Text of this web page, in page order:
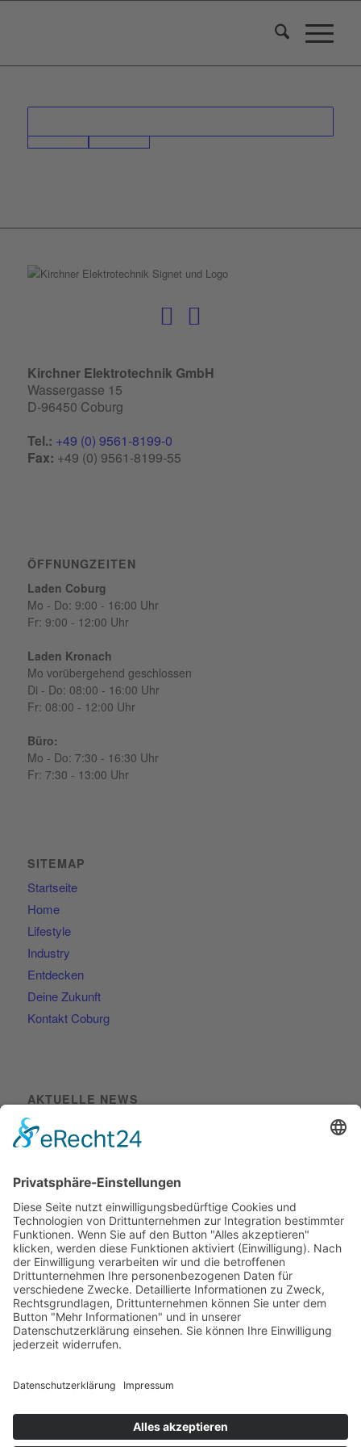
Kirchner Elektrotechnik GmbH
Wassergasse 15
D-96450 Coburg
Tel.: +49 (0) 9561-8199-0
Fax: +49 (0) 9561-8199-55
ÖFFNUNGZEITEN
Laden Coburg
Mo - Do: 9:00 - 16:00 Uhr
Fr: 9:00 - 12:00 Uhr
Laden Kronach
Mo vorübergehend geschlossen
Di - Do: 08:00 - 16:00 Uhr
Fr: 08:00 - 12:00 Uhr
Büro:
Mo - Do: 7:30 - 16:30 Uhr
Fr: 7:30 - 13:00 Uhr
SITEMAP
Startseite
Home
Lifestyle
Industry
Entdecken
Deine Zukunft
Kontakt Coburg
AKTUELLE NEWS
Elektroniker Energie- und Gebäudetechnik
m/w/d in Bamberg30. Oktober 2025 - 17:44
Technischer Zeichner m/w/d28. Oktober 2025 - 11:07
Elektroniker Energie- und Gebäudetechnik m/w/d20.
Oktober 2025 - 11:13
©2026 Kirchner Elektrotechnik GmbH |Cookie-Einstellungen